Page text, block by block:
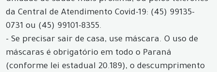
da Central de Atendimento Covid-19: (45) 99135-
0731 ou (45) 99101-8355.
- Se precisar sair de casa, use máscara. O uso de
máscaras é obrigatório em todo o Paraná
(conforme lei estadual 20.189), o descumprimento